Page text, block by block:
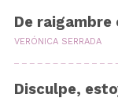
De
VERÓNICA SERRADA
Disculpe,